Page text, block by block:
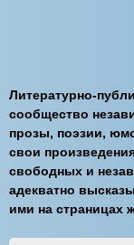
Литературно-
сообщество
прозы, поэзии,
свои
свободных и
адекватно
ими на страницах